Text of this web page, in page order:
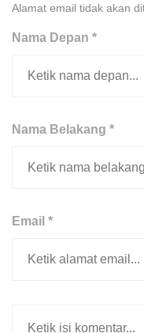
Alamat email tidak akan
Nama Depan *
Nama Belakang *
Email *